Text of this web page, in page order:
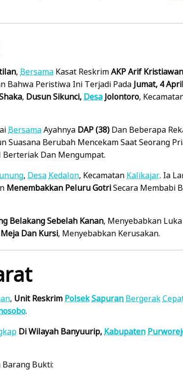
, Bersama Kasat ReskrimAKP Arif Kristiawan
Bahwa Peristiwa Ini Terjadi Pada Jumat, 4
, Dusun Sikunci, Desa Jolontoro,
BersamaAyahnya DAP (38) Dan Beberapa
Suasana Berubah Mencekam Saat Seorang
Dan Mengumpat.
, Desa Kedalon, Kecamatan Kalikajar. Ia
Menembakkan Peluru GotriSecara Membabi
Belakang Sebelah Kanan, Menyebabkan
Meja Dan Kursi, Menyebabkan Kerusakan.
, Unit Reskrim PolsekSapuran Bergerak
.
Di Wilayah Banyuurip, Kabupaten
Bukti: